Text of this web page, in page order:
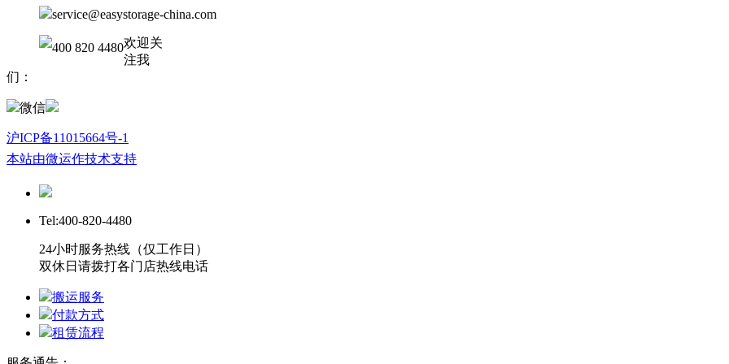
service@easystorage-china.com
400 820 4480欢迎关
注我
们：
微信
沪ICP备11015664号-1
本站由微运作技术支持
Tel:400-820-4480
24小时服务热线（仅工作日）
双休日请拨打各门店热线电话
搬运服务
付款方式
租赁流程